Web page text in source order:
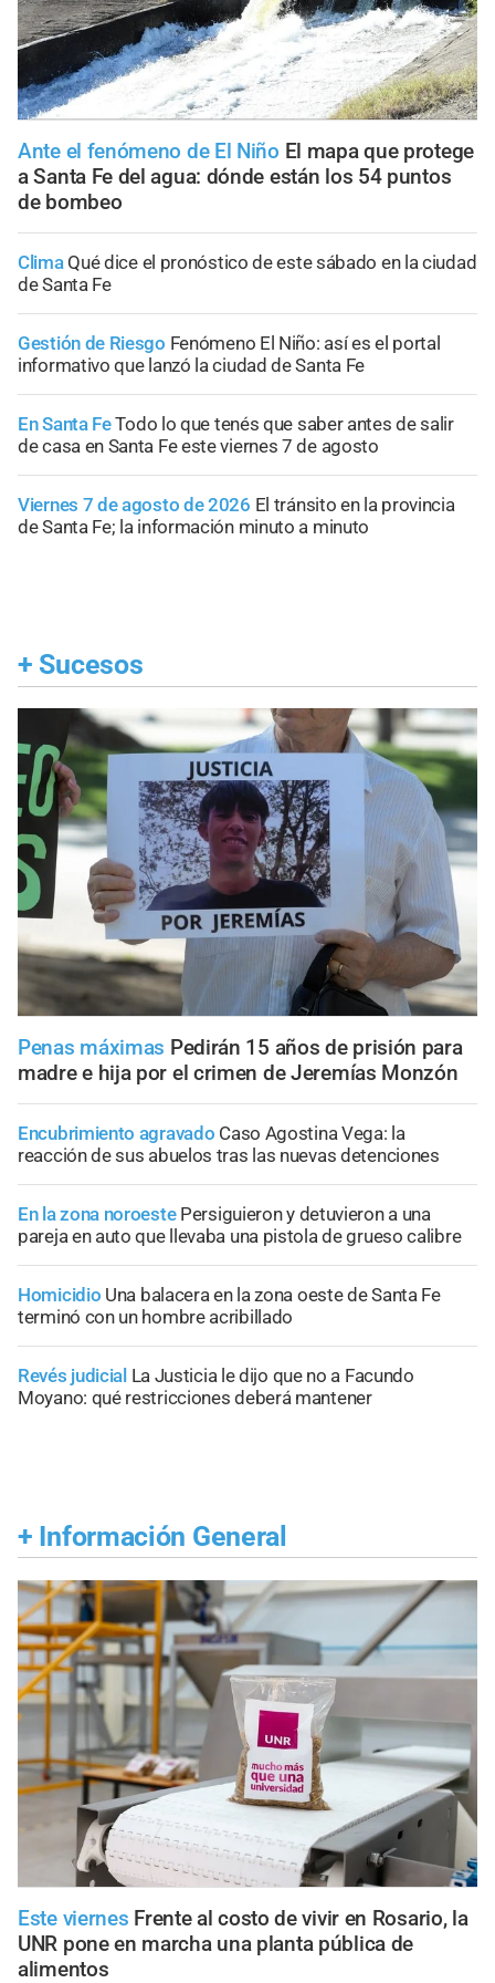
Ante el fenómeno de El Niño El mapa que protege
a Santa Fe del agua: dónde están los 54 puntos
de bombeo
Clima Qué dice el pronóstico de este sábado en la ciudad
de Santa Fe
Gestión de Riesgo Fenómeno El Niño: así es el portal
informativo que lanzó la ciudad de Santa Fe
En Santa FeTodo lo que tenés que saber antes de salir
de casa en Santa Fe este viernes 7 de agosto
Viernes 7 de agosto de 2026 El tránsito en la provincia
de Santa Fe; la información minuto a minuto
+ Sucesos
Penas máximas Pedirán 15 años de prisión para
madre e hija por el crimen de Jeremías Monzón
Encubrimiento agravado Caso Agostina Vega: la
reacción de sus abuelos tras las nuevas detenciones
En la zona noroeste Persiguieron y detuvieron a una
pareja en auto que llevaba una pistola de grueso calibre
Homicidio Una balacera en la zona oeste de Santa Fe
terminó con un hombre acribillado
Revés judicial La Justicia le dijo que no a Facundo
Moyano: qué restricciones deberá mantener
+ Información General
Este viernes Frente al costo de vivir en Rosario, la
UNR pone en marcha una planta pública de
alimentos